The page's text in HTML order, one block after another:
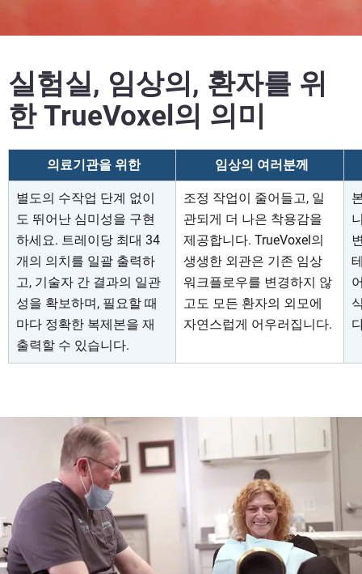
실험실, 임상의, 환자를 위
한 TrueVoxel의 의미
의료기관을 위한 임상의 여러분께
별도의 수작업 단계 없이
도 뛰어난 심미성을 구현
하세요. 트레이당 최대 34
개의 의치를 일괄 출력하
고, 기술자 간 결과의 일관
성을 확보하며, 필요할 때
마다 정확한 복제본을 재
출력할 수 있습니다.
조정 작업이 줄어들고, 일
관되게 더 나은 착용감을
제공합니다. TrueVoxel의
생생한 외관은 기존 임상
워크플로우를 변경하지 않
고도 모든 환자의 외모에
자연스럽게 어우러집니다.